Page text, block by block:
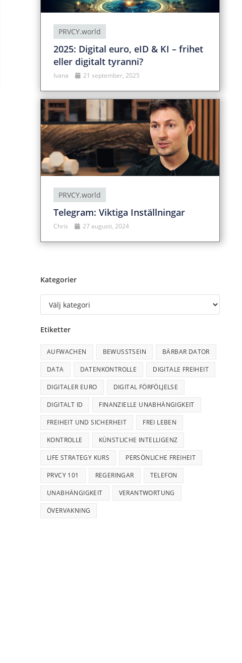
PRVCY.world
2025: Digital euro, eID & KI – frihet
eller digitalt tyranni?
Ivana 21 september, 2025
PRVCY.world
Telegram: Viktiga Inställningar
Chris 27 augusti, 2024
Kategorier
Etiketter
AUFWACHEN BEWUSSTSEIN BÄRBAR DATOR
DATA DATENKONTROLLE DIGITALE FREIHEIT
DIGITALER EURO DIGITAL FÖRFÖLJELSE
DIGITALT ID FINANZIELLE UNABHÄNGIGKEIT
FREIHEIT UND SICHERHEIT FREI LEBEN
KONTROLLE KÜNSTLICHE INTELLIGENZ
LIFE STRATEGY KURS PERSÖNLICHE FREIHEIT
PRVCY 101 REGERINGAR TELEFON
UNABHÄNGIGKEIT VERANTWORTUNG
ÖVERVAKNING